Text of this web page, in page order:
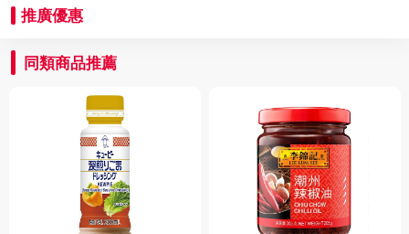
推廣優惠
同類商品推薦